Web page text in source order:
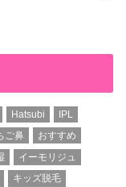
Hatsubi
IPL
ご鼻
おすすめ
イーモリジュ
キッズ脱毛